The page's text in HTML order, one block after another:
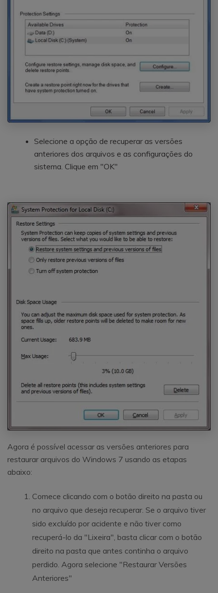
Selecione a opção de recuperar as versões
anteriores dos arquivos e as configurações do
sistema. Clique em "OK"
Agora é possível acessar as versões anteriores para
restaurar arquivos do Windows 7 usando as etapas
abaixo:
Comece clicando com o botão direito na pasta ou
no arquivo que deseja recuperar. Se o arquivo tiver
sido excluído por acidente e não tiver como
recuperá-lo da "Lixeira", basta clicar com o botão
direito na pasta que antes continha o arquivo
perdido. Agora selecione "Restaurar Versões
Anteriores"